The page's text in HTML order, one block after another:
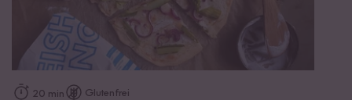
20 min Glutenfrei